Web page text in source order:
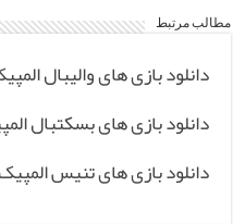
مطالب مرتبط
دانلود بازی های والیبال المپیک
دانلود بازی های بسکتبال
دانلود بازی های تنیس المپیک